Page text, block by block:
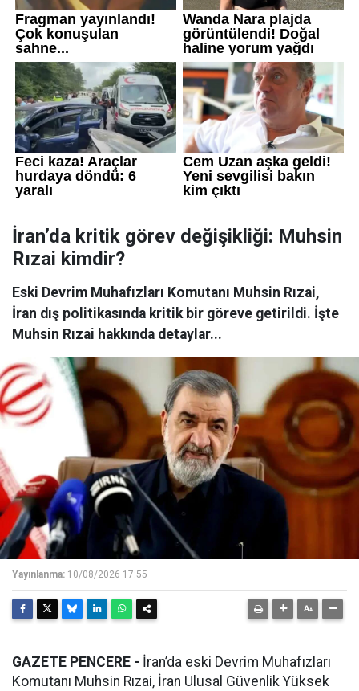
İran’da kritik görev değişikliği: Muhsin
Rızai kimdir?
Eski Devrim Muhafızları Komutanı Muhsin Rızai,
İran dış politikasında kritik bir göreve getirildi. İşte
Muhsin Rızai hakkında detaylar...
Yayınlanma: 10/08/2026 17:55
GAZETE PENCERE - İran’da eski Devrim Muhafızları
Komutanı Muhsin Rızai, İran Ulusal Güvenlik Yüksek